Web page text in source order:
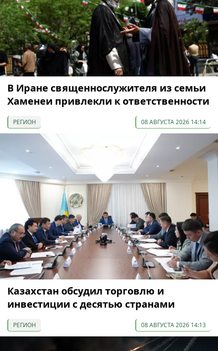
В Иране священнослужителя из семьи
Хаменеи привлекли к ответственности
РЕГИОН 08 АВГУСТА 2026 14:14
Казахстан обсудил торговлю и
инвестиции с десятью странами
РЕГИОН 08 АВГУСТА 2026 14:13